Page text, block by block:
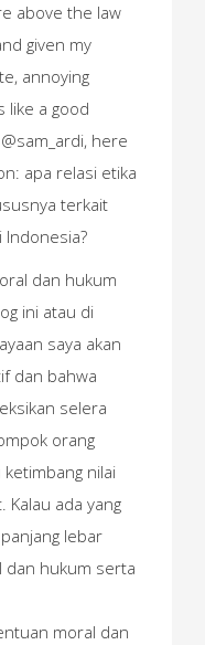
above the law
given my
annoying
like a good
here
apa relasi etika
terkait
dan hukum
ini atau di
saya akan
dan bahwa
selera
orang
nilai
Kalau ada yang
lebar
dan hukum serta
moral dan